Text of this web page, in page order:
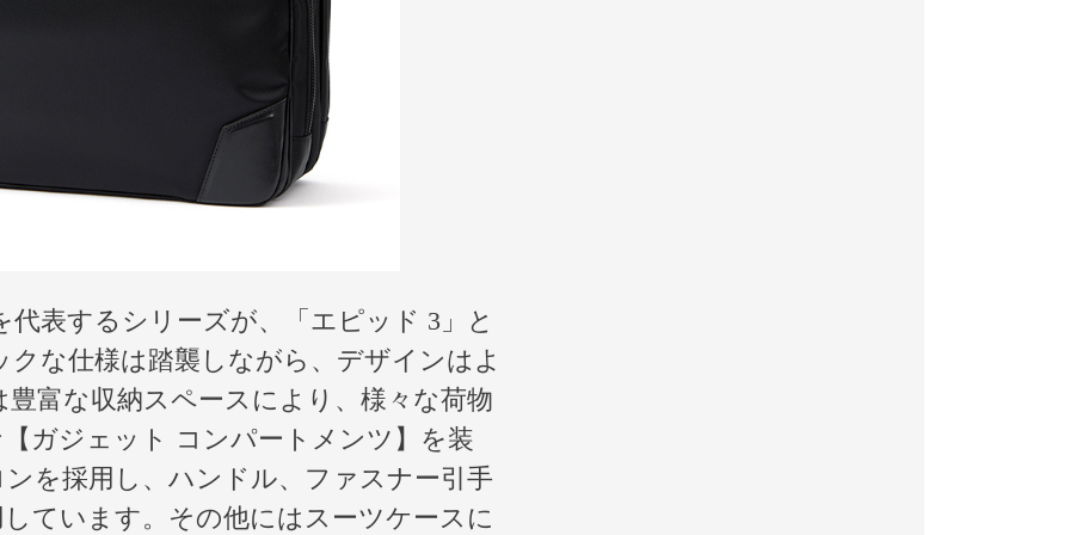
表するシリーズが、「エピッド 3」と
な仕様は踏襲しながら、デザインはよ
富な収納スペースにより、様々な荷物
ガジェット コンパートメンツ】を装
を採用し、ハンドル、ファスナー引手
ています。その他にはスーツケースに